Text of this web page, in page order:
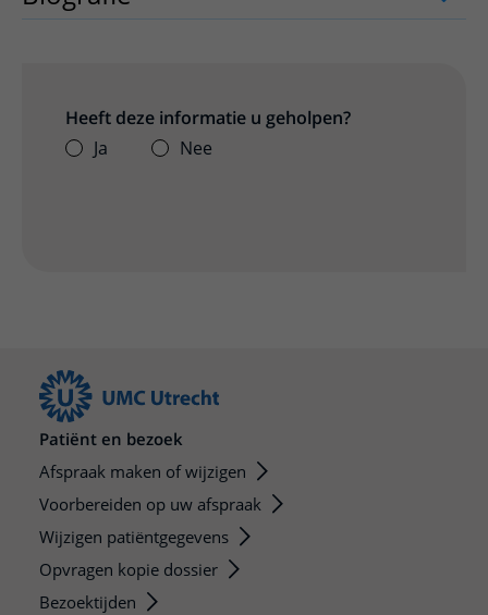
Heeft deze informatie u geholpen?
Ja
Nee
Patiënt en bezoek
Afspraak maken of wijzigen
Voorbereiden op uw afspraak
Wijzigen patiëntgegevens
Opvragen kopie dossier
Bezoektijden